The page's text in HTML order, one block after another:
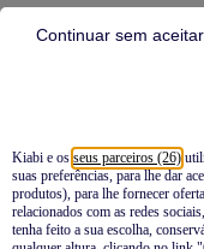
Kiabi e os seus parceiros (26)
suas preferências, para lhe dar
produtos), para lhe fornecer
relacionados com as redes
tenha feito a sua escolha,
Continuar sem
Novidades